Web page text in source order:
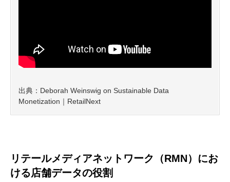
出典：Deborah Weinswig on Sustainable Data
Monetization｜RetailNext
リテールメディアネットワーク（RMN）にお
ける店舗データの役割